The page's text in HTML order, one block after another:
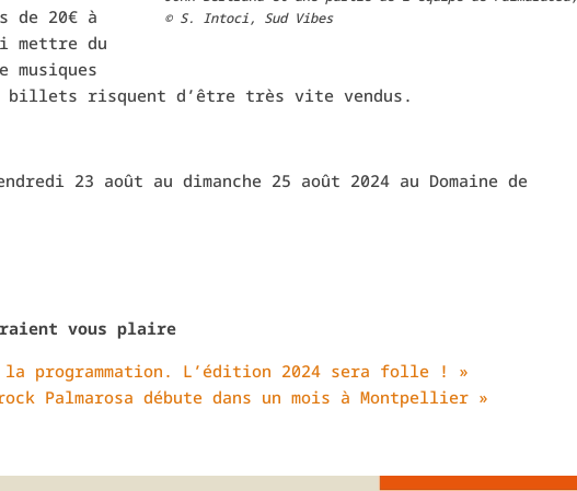
© S. Intoci, Sud Vibes
de 20€ à
mettre du
musiques
billets risquent d’être très vite vendus.
23 août au dimanche 25 août 2024 au Domaine de
vous plaire
programmation. L’édition 2024 sera folle ! »
Palmarosa débute dans un mois à Montpellier »